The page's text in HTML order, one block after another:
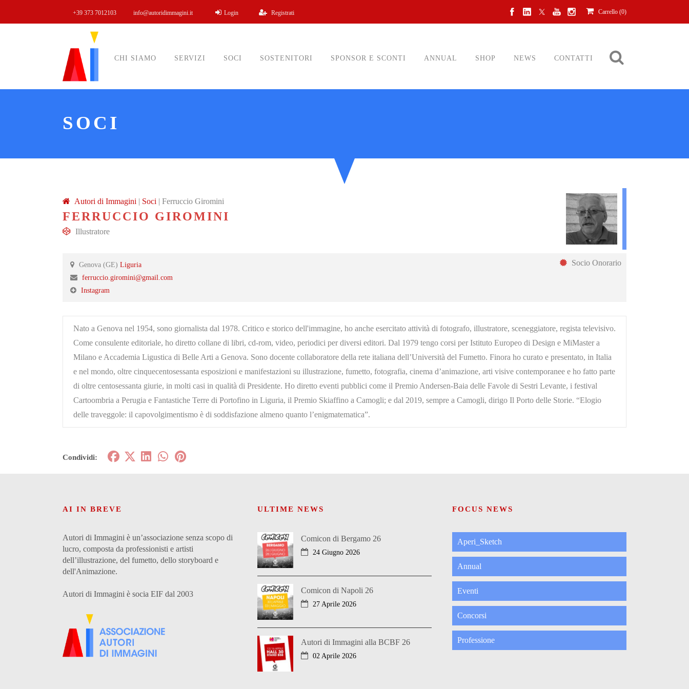
+39 373 7012103 info@autoridimmagini.it Login Registrati Carrello (0)
CHI SIAMO SERVIZI SOCI SOSTENITORI SPONSOR E SCONTI ANNUAL SHOP NEWS CONTATTI
SOCI
Autori di Immagini | Soci | Ferruccio Giromini
FERRUCCIO GIROMINI
Illustratore
Socio Onorario
Genova (GE) Liguria
ferruccio.giromini@gmail.com
Instagram
Nato a Genova nel 1954, sono giornalista dal 1978. Critico e storico dell'immagine, ho anche esercitato attività di fotografo, illustratore, sceneggiatore, regista televisivo.
Come consulente editoriale, ho diretto collane di libri, cd-rom, video, periodici per diversi editori. Dal 1979 tengo corsi per Istituto Europeo di Design e MiMaster a
Milano e Accademia Ligustica di Belle Arti a Genova. Sono docente collaboratore della rete italiana dell’Università del Fumetto. Finora ho curato e presentato, in Italia
e nel mondo, oltre cinquecentosessanta esposizioni e manifestazioni su illustrazione, fumetto, fotografia, cinema d’animazione, arti visive contemporanee e ho fatto parte
di oltre centosessanta giurie, in molti casi in qualità di Presidente. Ho diretto eventi pubblici come il Premio Andersen-Baia delle Favole di Sestri Levante, i festival
Cartoombria a Perugia e Fantastiche Terre di Portofino in Liguria, il Premio Skiaffino a Camogli; e dal 2019, sempre a Camogli, dirigo Il Porto delle Storie. “Elogio
delle traveggole: il capovolgimentismo è di soddisfazione almeno quanto l’enigmatematica”.
Condividi:
AI IN BREVE
Autori di Immagini è un’associazione senza scopo di
lucro, composta da professionisti e artisti
dell’illustrazione, del fumetto, dello storyboard e
dell'Animazione.
Autori di Immagini è socia EIF dal 2003
ULTIME NEWS
Comicon di Bergamo 26
24 Giugno 2026
Comicon di Napoli 26
27 Aprile 2026
Autori di Immagini alla BCBF 26
02 Aprile 2026
FOCUS NEWS
Aperi_Sketch
Annual
Eventi
Concorsi
Professione